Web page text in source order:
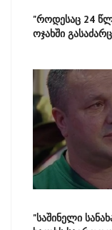
"როდესაც 24
ოჯახში
"საშინელი